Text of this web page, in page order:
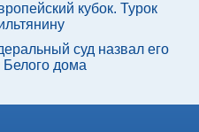
кубок. Турок
суд назвал его
дома